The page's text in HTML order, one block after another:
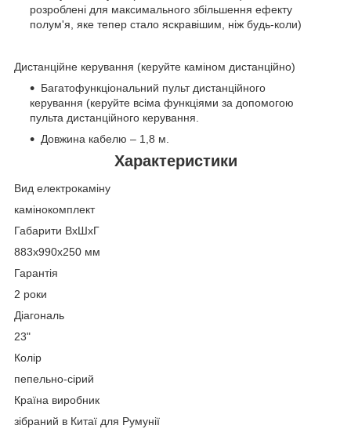
розроблені для максимального збільшення ефекту
полум'я, яке тепер стало яскравішим, ніж будь-коли)
Дистанційне керування (керуйте каміном дистанційно)
Багатофункціональний пульт дистанційного
керування (керуйте всіма функціями за допомогою
пульта дистанційного керування.
Довжина кабелю – 1,8 м.
Характеристики
Вид електрокаміну
камінокомплект
Габарити ВxШxГ
883х990х250 мм
Гарантія
2 роки
Діагональ
23"
Колір
пепельно-сірий
Країна виробник
зібраний в Китаї для Румунії